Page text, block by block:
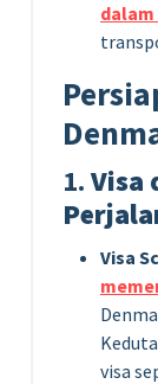
1.Visa
Visa
visa